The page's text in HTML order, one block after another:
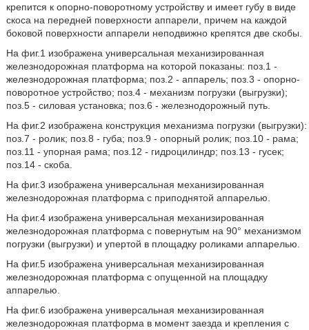
крепится к опорно-поворотному устройству и имеет губу в виде
скоса на передней поверхности аппарели, причем на каждой
боковой поверхности аппарели неподвижно крепятся две скобы.
На фиг.1 изображена универсальная механизированная
железнодорожная платформа на которой показаны: поз.1 -
железнодорожная платформа; поз.2 - аппарель; поз.3 - опорно-
поворотное устройство; поз.4 - механизм погрузки (выгрузки);
поз.5 - силовая установка; поз.6 - железнодорожный путь.
На фиг.2 изображена конструкция механизма погрузки (выгрузки):
поз.7 - ролик; поз.8 - губа; поз.9 - опорный ролик; поз.10 - рама;
поз.11 - упорная рама; поз.12 - гидроцилиндр; поз.13 - гусек;
поз.14 - скоба.
На фиг.3 изображена универсальная механизированная
железнодорожная платформа с приподнятой аппарелью.
На фиг.4 изображена универсальная механизированная
железнодорожная платформа с повернутым на 90° механизмом
погрузки (выгрузки) и упертой в площадку роликами аппарелью.
На фиг.5 изображена универсальная механизированная
железнодорожная платформа с опущенной на площадку
аппарелью.
На фиг.6 изображена универсальная механизированная
железнодорожная платформа в момент заезда и крепления с